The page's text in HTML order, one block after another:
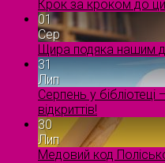
Крок за кроком до
01
Сер
Щира подяка нашим
31
Лип
Серпень у
відкриттів!
30
Лип
Медовий код